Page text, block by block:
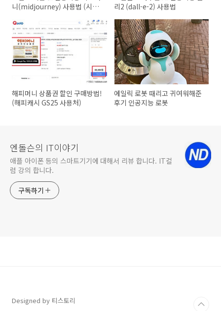
니(midjourney) 사용법 (시작
리2 (dall-e-2) 사용법
해피머니 상품권 할인 구매방법!
(해피캐시 GS25 사용처)
에일릭 로봇 때리고 귀여워해준
후기 인공지능 로봇
엔돌슨의 IT이야기
애플 아이폰 등의 스마트기기에 대해서 리뷰 합니다. IT컬
럼 강의 합니다.
구독하기
Designed by 티스토리